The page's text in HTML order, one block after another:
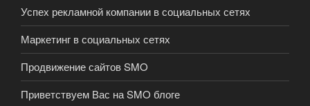
Успех рекламной компании в социальных сетях
Маркетинг в социальных сетях
Продвижение сайтов SMO
Приветствуем Вас на SMO блоге